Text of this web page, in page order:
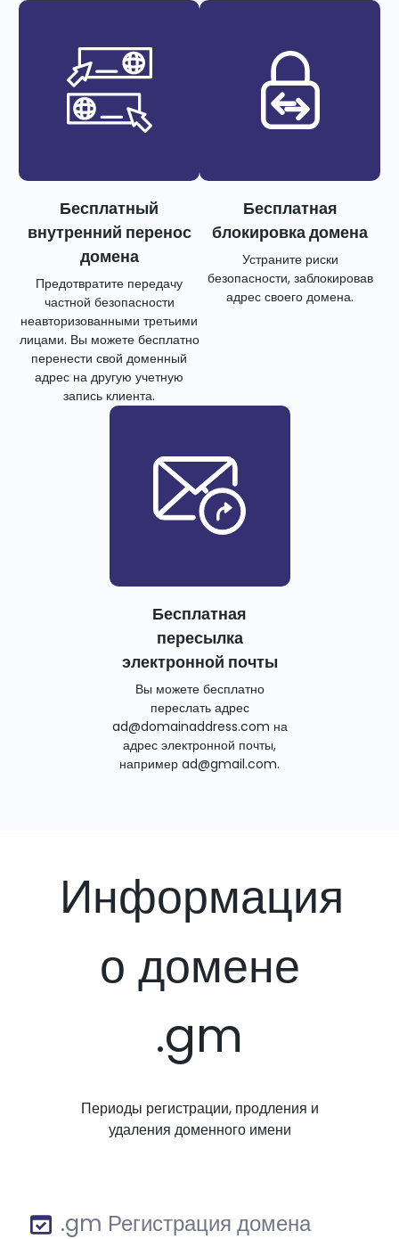
Бесплатный
внутренний перенос
домена
Предотвратите передачу
частной безопасности
неавторизованными третьими
лицами. Вы можете бесплатно
перенести свой доменный
адрес на другую учетную
запись клиента.
Бесплатная
блокировка домена
Устраните риски
безопасности, заблокировав
адрес своего домена.
Бесплатная
пересылка
электронной почты
Вы можете бесплатно
переслать адрес
ad@domainaddress.com на
адрес электронной почты,
например ad@gmail.com.
Информация
о домене
.gm
Периоды регистрации, продления и
удаления доменного имени
.gm Регистрация домена